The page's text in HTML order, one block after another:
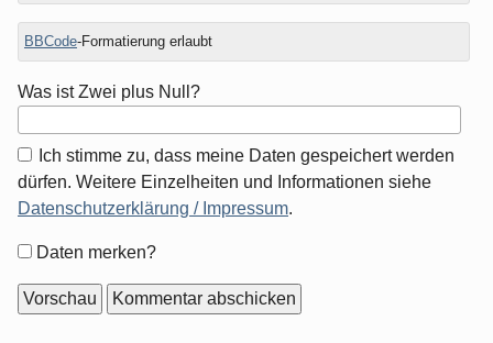
BBCode-Formatierung erlaubt
Was ist Zwei plus Null?
Ich stimme zu, dass meine Daten gespeichert werden
dürfen. Weitere Einzelheiten und Informationen siehe
Datenschutzerklärung / Impressum.
Formular-
Daten merken?